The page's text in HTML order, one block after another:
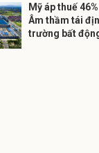
Mỹ áp thuế
Âm thầm tái
trường bất